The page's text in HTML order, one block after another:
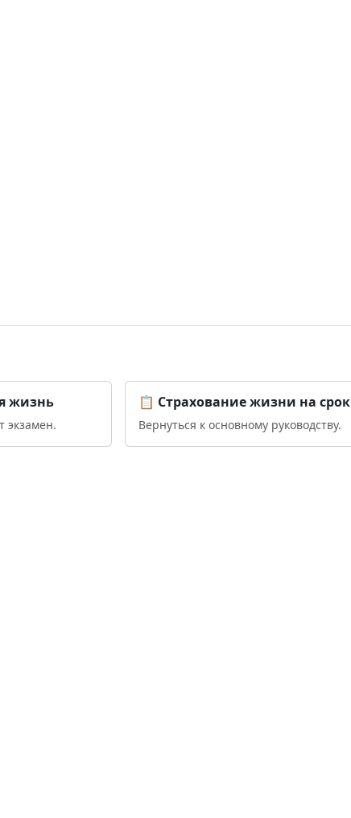
жизнь
экзамен.
📋 Страхование жизни на срок
Вернуться к основному руководству.